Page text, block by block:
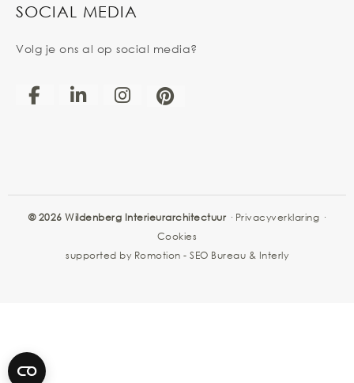
SOCIAL MEDIA
Volg je ons al op social media?
© 2026 Wildenberg Interieurarchitectuur · Privacyverklaring ·
Cookies
supported by Romotion - SEO Bureau & Interly